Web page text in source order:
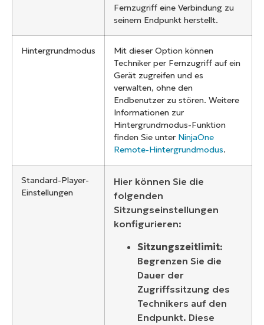
Fernzugriff eine Verbindung zu
seinem Endpunkt herstellt.
Hintergrundmodus
Mit dieser Option können
Techniker per Fernzugriff auf ein
Gerät zugreifen und es
verwalten, ohne den
Endbenutzer zu stören. Weitere
Informationen zur
Hintergrundmodus-Funktion
finden Sie unter NinjaOne
Remote-Hintergrundmodus.
Standard-Player-
Einstellungen
Hier können Sie die
folgenden
Sitzungseinstellungen
konfigurieren:
Sitzungszeitlimit:
Begrenzen Sie die
Dauer der
Zugriffssitzung des
Technikers auf den
Endpunkt. Diese